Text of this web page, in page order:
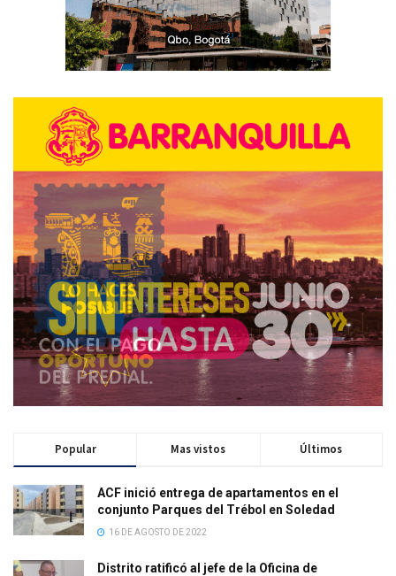
Popular Mas vistos Últimos
ACF inició entrega de apartamentos en el
conjunto Parques del Trébol en Soledad
16 DE AGOSTO DE 2022
Distrito ratificó al jefe de la Oficina de